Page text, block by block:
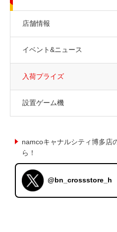
店舗情報
イベント&ニュース
入荷プライズ
設置ゲーム機
namcoキャナルシティ博多店
ら！
@bn_crossstore_h